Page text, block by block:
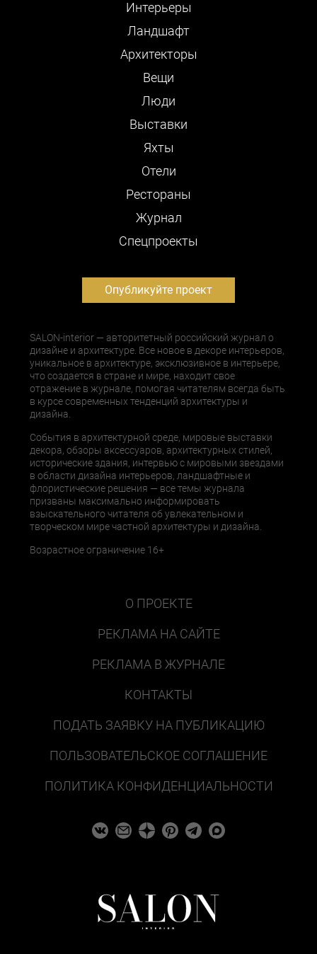
Интерьеры
Ландшафт
Архитекторы
Вещи
Люди
Выставки
Яхты
Отели
Рестораны
Журнал
Cпецпроекты
Опубликуйте проект
SALON-interior — авторитетный российский журнал о
дизайне и архитектуре. Все новое в декоре интерьеров,
уникальное в архитектуре, эксклюзивное в интерьере,
что создается в стране и мире, находит свое
отражение в журнале, помогая читателям всегда быть
в курсе современных тенденций архитектуры и
дизайна.
События в архитектурной среде, мировые выставки
декора, обзоры аксессуаров, архитектурных стилей,
исторические здания, интервью с мировыми звездами
в области дизайна интерьеров, ландшафтные и
флористические решения — все темы журнала
призваны максимально информировать
взыскательного читателя об увлекательном и
творческом мире частной архитектуры и дизайна.
Возрастное ограничение 16+
О ПРОЕКТЕ
РЕКЛАМА НА САЙТЕ
РЕКЛАМА В ЖУРНАЛЕ
КОНТАКТЫ
ПОДАТЬ ЗАЯВКУ НА ПУБЛИКАЦИЮ
ПОЛЬЗОВАТЕЛЬСКОЕ СОГЛАШЕНИЕ
ПОЛИТИКА КОНФИДЕНЦИАЛЬНОСТИ